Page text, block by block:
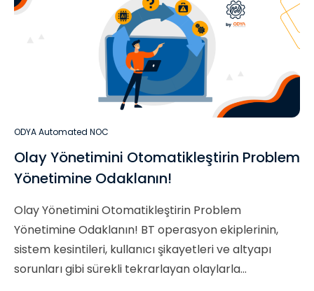
ODYA Automated NOC
Olay Yönetimini Otomatikleştirin Problem
Yönetimine Odaklanın!
Olay Yönetimini Otomatikleştirin Problem
Yönetimine Odaklanın! BT operasyon ekiplerinin,
sistem kesintileri, kullanıcı şikayetleri ve altyapı
sorunları gibi sürekli tekrarlayan olaylarla...